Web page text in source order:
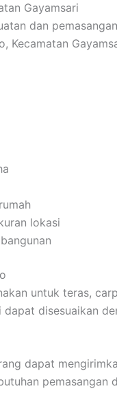
Gayamsari
dan
Kecamatan
lokasi
untuk teras,
disesuaikan
dapat
pemasangan